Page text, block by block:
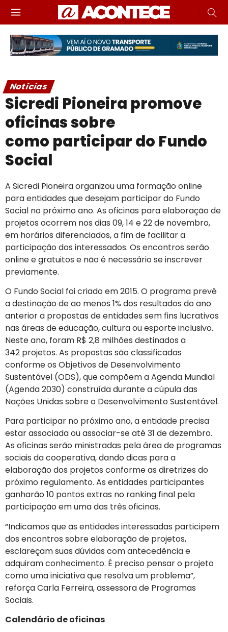
Notícias
Sicredi Pioneira promove
oficinas sobre
como participar do Fundo
Social
A Sicredi Pioneira organizou uma formação online
para entidades que desejam participar do Fundo
Social no próximo ano. As oficinas para elaboração de
projetos ocorrem nos dias 09, 14 e 22 de novembro,
em horários diferenciados, a fim de facilitar a
participação dos interessados. Os encontros serão
online e gratuitos e não é necessário se inscrever
previamente.
O Fundo Social foi criado em 2015. O programa prevê
a destinação de ao menos 1% dos resultados do ano
anterior a propostas de entidades sem fins lucrativos
nas áreas de educação, cultura ou esporte inclusivo.
Neste ano, foram R$ 2,8 milhões destinados a
342 projetos. As propostas são classificadas
conforme os Objetivos de Desenvolvimento
Sustentável (ODS), que compõem a Agenda Mundial
(Agenda 2030) construída durante a cúpula das
Nações Unidas sobre o Desenvolvimento Sustentável.
Para participar no próximo ano, a entidade precisa
estar associada ou associar-se até 31 de dezembro.
As oficinas serão ministradas pela área de programas
sociais da cooperativa, dando dicas para a
elaboração dos projetos conforme as diretrizes do
próximo regulamento. As entidades participantes
ganharão 10 pontos extras no ranking final pela
participação em uma das três oficinas.
“Indicamos que as entidades interessadas participem
dos encontros sobre elaboração de projetos,
esclareçam suas dúvidas com antecedência e
adquiram conhecimento. É preciso pensar o projeto
como uma iniciativa que resolva um problema”,
reforça Carla Ferreira, assessora de Programas
Sociais.
Calendário de oficinas